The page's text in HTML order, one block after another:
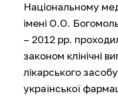
Національному
імені О.О.
– 2012 рр.
законом клінічні
лікарського
української